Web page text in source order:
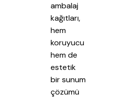
ambalaj
kağıtları,
hem
koruyucu
hem de
estetik
bir sunum
çözümü